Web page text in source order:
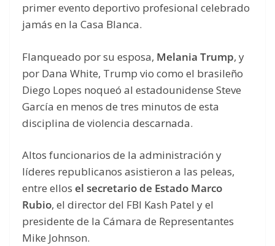
primer evento deportivo profesional celebrado
jamás en la Casa Blanca.
Flanqueado por su esposa, Melania Trump, y
por Dana White, Trump vio como el brasileño
Diego Lopes noqueó al estadounidense Steve
García en menos de tres minutos de esta
disciplina de violencia descarnada.
Altos funcionarios de la administración y
líderes republicanos asistieron a las peleas,
entre ellos el secretario de Estado Marco
Rubio, el director del FBI Kash Patel y el
presidente de la Cámara de Representantes
Mike Johnson.